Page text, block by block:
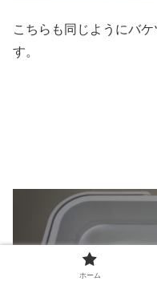
こちらも同じようにバ
す。
ホーム